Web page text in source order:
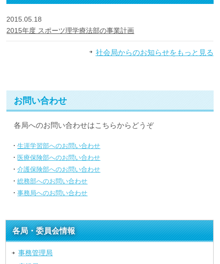
2015.05.18
2015年度 スポーツ理学療法部の事業計画
社会局からのお知らせをもっと見る
お問い合わせ
各局へのお問い合わせはこちらからどうぞ
生涯学習部へのお問い合わせ
医療保険部へのお問い合わせ
介護保険部へのお問い合わせ
総務部へのお問い合わせ
事務局へのお問い合わせ
各局・委員会情報
事務管理局